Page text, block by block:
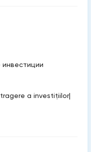
инвестиции
a investițiilor|